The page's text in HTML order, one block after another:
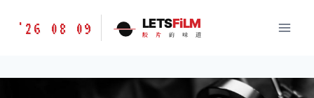
胶
味
'26 08 09 LETSFiLM
胶 片 的 味 道